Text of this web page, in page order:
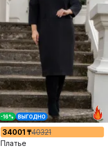
-16% ВЫГОДНО
34001 ₸40321
Платье